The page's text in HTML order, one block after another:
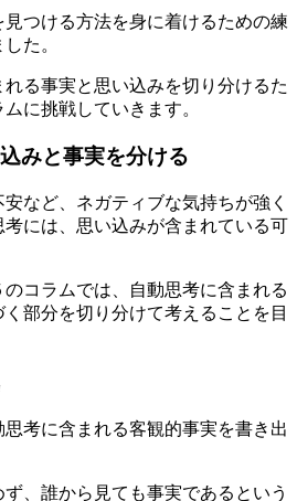
つける方法を身に着けるための練
た。
れる事実と思い込みを切り分けるた
に挑戦していきます。
みと事実を分ける
など、ネガティブな気持ちが強く
には、 思い込みが含まれている可
コラムでは、
自動思考に含まれる
部分を切り分けて考える ことを目
考に含まれる客観的事実を書き出
、誰から見ても事実であるという